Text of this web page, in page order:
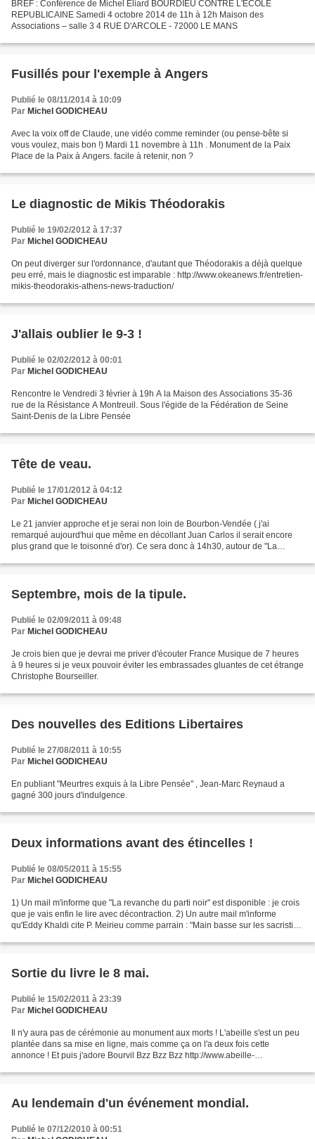
BREF : Conférence de Michel Eliard BOURDIEU CONTRE L'ECOLE
REPUBLICAINE Samedi 4 octobre 2014 de 11h à 12h Maison des
Associations – salle 3 4 RUE D'ARCOLE - 72000 LE MANS
Fusillés pour l'exemple à Angers
Publié le 08/11/2014 à 10:09
Par Michel GODICHEAU
Avec la voix off de Claude, une vidéo comme reminder (ou pense-bête si
vous voulez, mais bon !) Mardi 11 novembre à 11h . Monument de la Paix
Place de la Paix à Angers. facile à retenir, non ?
Le diagnostic de Mikis Théodorakis
Publié le 19/02/2012 à 17:37
Par Michel GODICHEAU
On peut diverger sur l'ordonnance, d'autant que Théodorakis a déjà quelque
peu erré, mais le diagnostic est imparable : http://www.okeanews.fr/entretien-
mikis-theodorakis-athens-news-traduction/
J'allais oublier le 9-3 !
Publié le 02/02/2012 à 00:01
Par Michel GODICHEAU
Rencontre le Vendredi 3 février à 19h A la Maison des Associations 35-36
rue de la Résistance A Montreuil. Sous l'égide de la Fédération de Seine
Saint-Denis de la Libre Pensée
Tête de veau.
Publié le 17/01/2012 à 04:12
Par Michel GODICHEAU
Le 21 janvier approche et je serai non loin de Bourbon-Vendée ( j'ai
remarqué aujourd'hui que même en décollant Juan Carlos il serait encore
plus grand que le toisonné d'or). Ce sera donc à 14h30, autour de "La
Septembre, mois de la tipule.
Publié le 02/09/2011 à 09:48
Par Michel GODICHEAU
Je crois bien que je devrai me priver d'écouter France Musique de 7 heures
à 9 heures si je veux pouvoir éviter les embrassades gluantes de cet étrange
Christophe Bourseiller.
Des nouvelles des Editions Libertaires
Publié le 27/08/2011 à 10:55
Par Michel GODICHEAU
En publiant "Meurtres exquis à la Libre Pensée" , Jean-Marc Reynaud a
gagné 300 jours d'indulgence.
Deux informations avant des étincelles !
Publié le 08/05/2011 à 15:55
Par Michel GODICHEAU
1) Un mail m'informe que "La revanche du parti noir" est disponible : je crois
que je vais enfin le lire avec décontraction. 2) Un autre mail m'informe
qu'Eddy Khaldi cite P. Meirieu comme parrain : "Main basse sur les sacristies
Sortie du livre le 8 mai.
Publié le 15/02/2011 à 23:39
Par Michel GODICHEAU
Il n'y aura pas de cérémonie au monument aux morts ! L'abeille s'est un peu
plantée dans sa mise en ligne, mais comme ça on l'a deux fois cette
annonce ! Et puis j'adore Bourvil Bzz Bzz Bzz http://www.abeille-
Au lendemain d'un événement mondial.
Publié le 07/12/2010 à 00:51